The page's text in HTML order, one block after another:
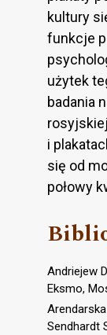
kultury
funkcje
użytek
badania
i
się od
połowy
Andriejew
Eksmo,
Sendhardt